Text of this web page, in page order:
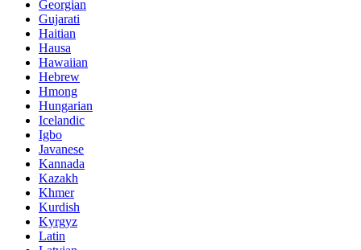
Georgian
Gujarati
Haitian
Hausa
Hawaiian
Hebrew
Hmong
Hungarian
Icelandic
Igbo
Javanese
Kannada
Kazakh
Khmer
Kurdish
Kyrgyz
Latin